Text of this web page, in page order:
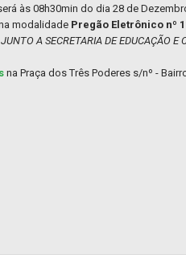
às 08h30min do dia 28 de
modalidade Pregão Eletrônico nº
A SECRETARIA DE EDUCAÇÃO E
na Praça dos Três Poderes s/nº -